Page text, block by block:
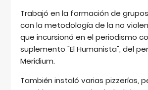
Trabajó en la formación de
con la metodología de la no
que incursionó en el periodismo
suplemento "El Humanista", del
Meridium.
También instaló varias pizzerías,